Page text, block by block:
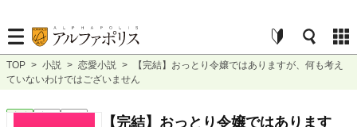
TOP > 小説 > 恋愛小説 >
【完結】おっとり令嬢ではありますが、何も考え
ていないわけではございません
恋愛 完結 短編
【完結】おっとり令嬢ではあります